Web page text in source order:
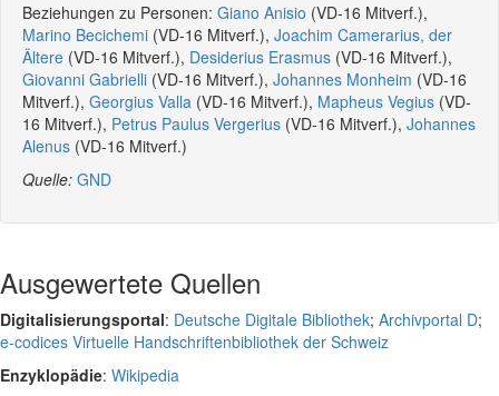
Beziehungen zu Personen: Giano Anisio (VD-16 Mitverf.),
Marino Becichemi (VD-16 Mitverf.), Joachim Camerarius, der
Ältere (VD-16 Mitverf.), Desiderius Erasmus (VD-16 Mitverf.),
Giovanni Gabrielli (VD-16 Mitverf.), Johannes Monheim (VD-16
Mitverf.), Georgius Valla (VD-16 Mitverf.), Mapheus Vegius (VD-
16 Mitverf.), Petrus Paulus Vergerius (VD-16 Mitverf.), Johannes
Alenus (VD-16 Mitverf.)
Quelle: GND
Ausgewertete Quellen
Digitalisierungsportal: Deutsche Digitale Bibliothek; Archivportal D;
e-codices Virtuelle Handschriftenbibliothek der Schweiz
Enzyklopädie: Wikipedia